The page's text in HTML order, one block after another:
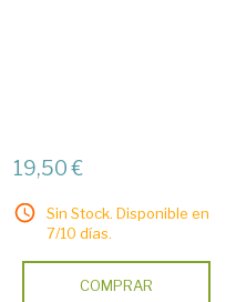
19,50 €
Sin Stock. Disponible en
7/10 días.
COMPRAR